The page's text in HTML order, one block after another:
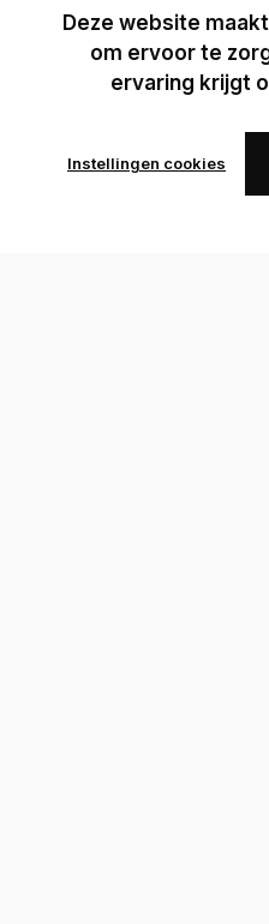
Deze website
om ervoor te
ervaring krijgt
Instellingen cookies